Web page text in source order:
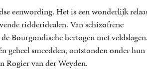
eenwording. Het is een wonderlijk
ridderidealen. Van schizofrene
Bourgondische hertogen met veldslagen,
geheel smeedden, ontstonden onder hun
Rogier van der Weyden.